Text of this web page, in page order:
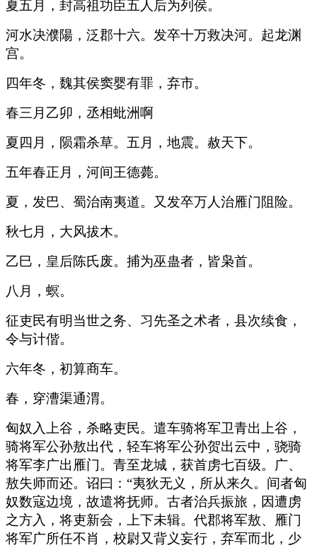
夏五月，封高祖功臣五人后为列侯。
河水决濮陽，泛郡十六。发卒十万救决河。起龙渊
宫。
四年冬，魏其侯窦婴有罪，弃市。
春三月乙卯，丞相蚍洲啊
夏四月，陨霜杀草。五月，地震。赦天下。
五年春正月，河间王德薨。
夏，发巴、蜀治南夷道。又发卒万人治雁门阻险。
秋七月，大风拔木。
乙巳，皇后陈氏废。捕为巫蛊者，皆枭首。
八月，螟。
征吏民有明当世之务、习先圣之术者，县次续食，
令与计偕。
六年冬，初算商车。
春，穿漕渠通渭。
匈奴入上谷，杀略吏民。遣车骑将军卫青出上谷，
骑将军公孙敖出代，轻车将军公孙贺出云中，骁骑
将军李广出雁门。青至龙城，获首虏七百级。广、
敖失师而还。诏曰：“夷狄无义，所从来久。间者匈
奴数寇边境，故遣将抚师。古者治兵振旅，因遭虏
之方入，将吏新会，上下未辑。代郡将军敖、雁门
将军广所任不肖，校尉又背义妄行，弃军而北，少